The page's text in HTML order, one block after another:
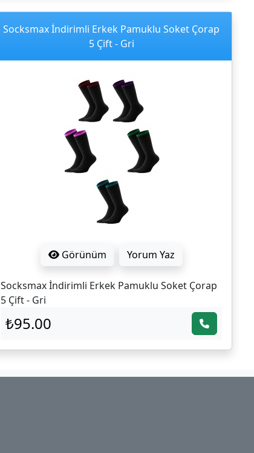
Socksmax İndirimli Erkek Pamuklu Soket Çorap
5 Çift - Gri
Görünüm Yorum Yaz
Socksmax İndirimli Erkek Pamuklu Soket Çorap
5 Çift - Gri
₺95.00